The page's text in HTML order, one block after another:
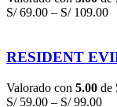
S/69.00 – S/109.00
RESIDENT
Valorado con 5.00 de
S/59.00 – S/99.00